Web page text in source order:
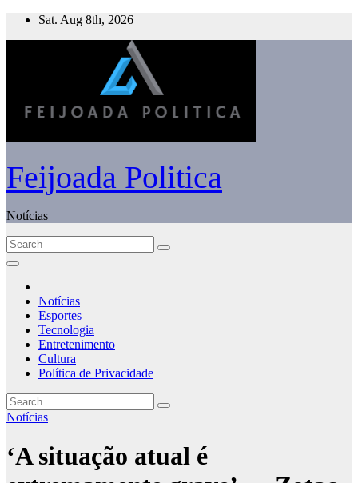
Skip
Sat. Aug 8th, 2026
Feijoada Politica
Notícias
Notícias
Esportes
Tecnologia
Entretenimento
Cultura
Política de Privacidade
Notícias
‘A situação atual é